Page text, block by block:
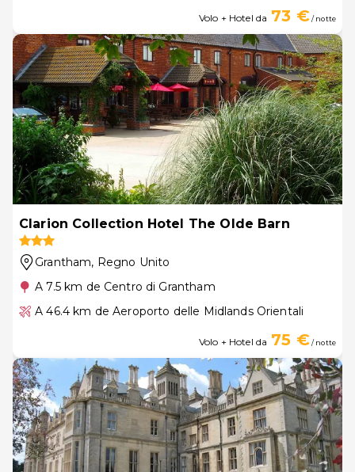
Volo + Hotel da 73 €/ notte
Clarion Collection Hotel The Olde Barn
Grantham, Regno Unito
A 7.5 km de Centro di Grantham
A 46.4 km de Aeroporto delle Midlands Orientali
Volo + Hotel da 75 €/ notte